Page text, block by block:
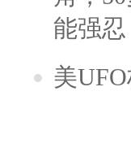
能强忍
美